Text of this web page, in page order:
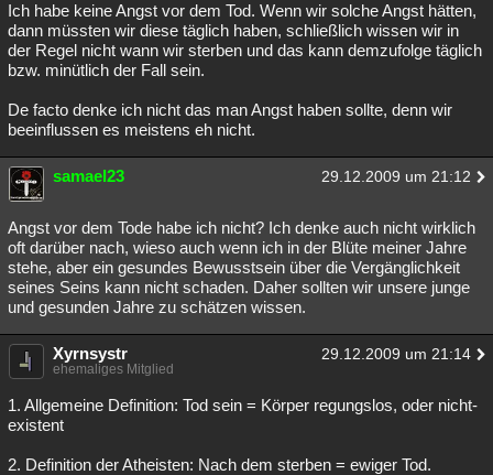
Ich habe keine Angst vor dem Tod. Wenn wir solche Angst hätten,
dann müssten wir diese täglich haben, schließlich wissen wir in
der Regel nicht wann wir sterben und das kann demzufolge täglich
bzw. minütlich der Fall sein.
De facto denke ich nicht das man Angst haben sollte, denn wir
beeinflussen es meistens eh nicht.
samael23 29.12.2009 um 21:12
Angst vor dem Tode habe ich nicht? Ich denke auch nicht wirklich
oft darüber nach, wieso auch wenn ich in der Blüte meiner Jahre
stehe, aber ein gesundes Bewusstsein über die Vergänglichkeit
seines Seins kann nicht schaden. Daher sollten wir unsere junge
und gesunden Jahre zu schätzen wissen.
Xyrnsystr 29.12.2009 um 21:14
ehemaliges Mitglied
1. Allgemeine Definition: Tod sein = Körper regungslos, oder nicht-
existent
2. Definition der Atheisten: Nach dem sterben = ewiger Tod.